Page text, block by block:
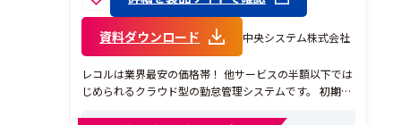
資料ダウンロード 中央システム株式会社
レコルは業界最安の価格帯！ 他サービスの半額以下では
じめられるクラウド型の勤怠管理システムです。 初期費